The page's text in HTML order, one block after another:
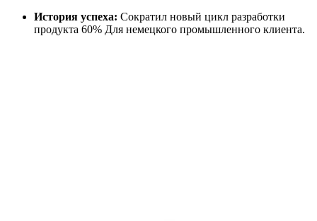
История успеха: Сократил новый цикл разработки
продукта 60% Для немецкого промышленного клиента.